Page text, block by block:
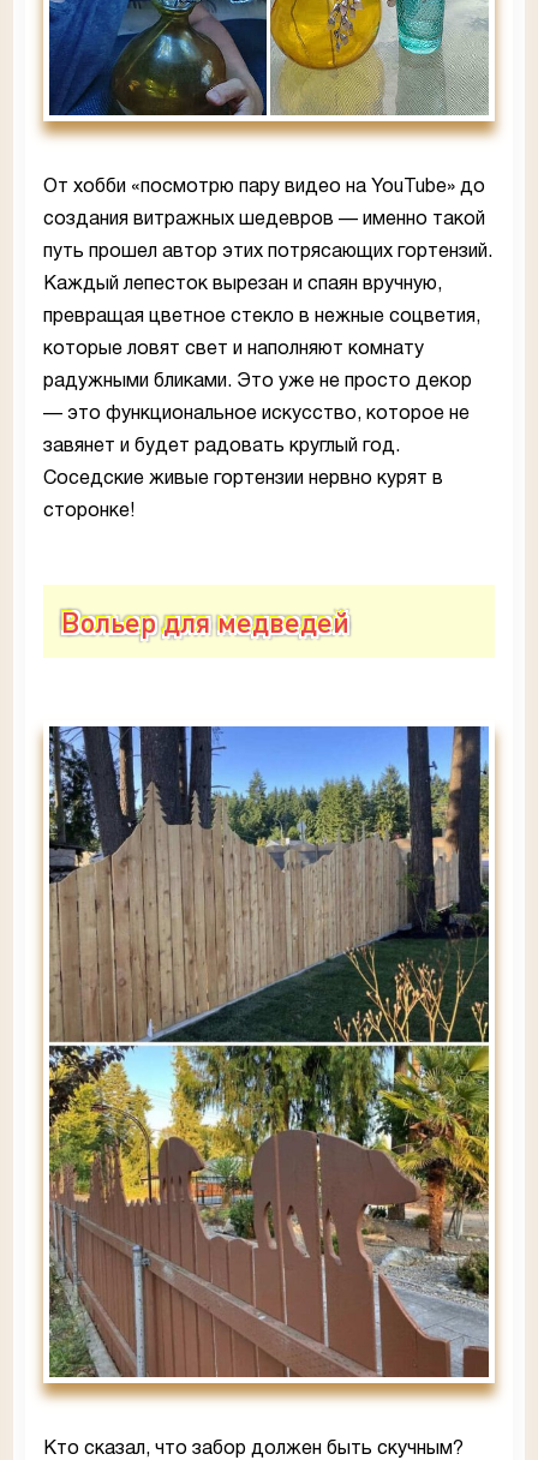
От хобби «посмотрю пару видео на YouTube» до
создания витражных шедевров — именно такой
путь прошел автор этих потрясающих гортензий.
Каждый лепесток вырезан и спаян вручную,
превращая цветное стекло в нежные соцветия,
которые ловят свет и наполняют комнату
радужными бликами. Это уже не просто декор
— это функциональное искусство, которое не
завянет и будет радовать круглый год.
Соседские живые гортензии нервно курят в
сторонке!
Вольер для медведей
Кто сказал, что забор должен быть скучным?